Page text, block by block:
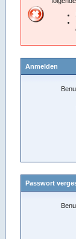
Anmelden
Passwort